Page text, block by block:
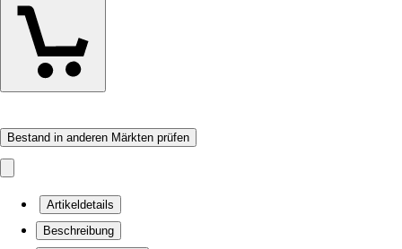
Bestand in anderen Märkten prüfen
Artikeldetails
Beschreibung